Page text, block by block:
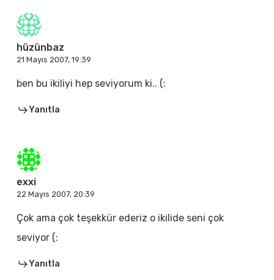
hüzünbaz
21 Mayıs 2007, 19:39
ben bu ikiliyi hep seviyorum ki.. (:
Yanıtla
exxi
22 Mayıs 2007, 20:39
Çok ama çok teşekkür ederiz o ikilide seni çok
seviyor (:
Yanıtla